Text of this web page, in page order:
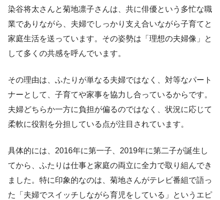
染谷将太さんと菊地凛子さんは、共に俳優という多忙な職
業でありながら、夫婦でしっかり支え合いながら子育てと
家庭生活を送っています。その姿勢は「理想の夫婦像」と
して多くの共感を呼んでいます。
その理由は、ふたりが単なる夫婦ではなく、対等なパート
ナーとして、子育てや家事を協力し合っているからです。
夫婦どちらか一方に負担が偏るのではなく、状況に応じて
柔軟に役割を分担している点が注目されています。
具体的には、2016年に第一子、2019年に第二子が誕生し
てから、ふたりは仕事と家庭の両立に全力で取り組んでき
ました。特に印象的なのは、菊地さんがテレビ番組で語っ
た「夫婦でスイッチしながら育児をしている」というエピ